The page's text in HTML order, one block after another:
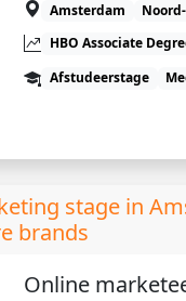
Amsterdam
HBO Associate
Afstudeerstage
stage in
brands
Online